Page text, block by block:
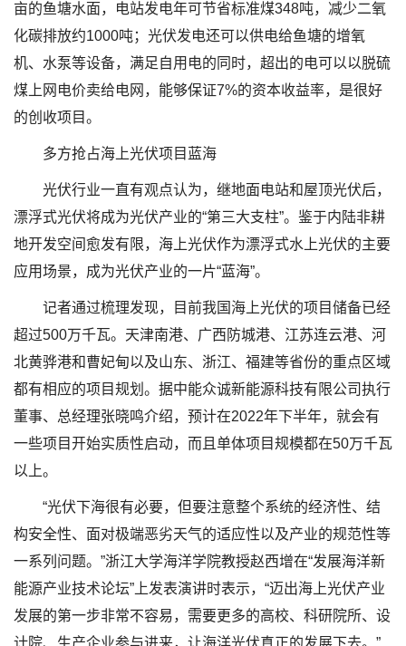
亩的鱼塘水面，电站发电年可节省标准煤348吨，减少二氧
化碳排放约1000吨；光伏发电还可以供电给鱼塘的增氧
机、水泵等设备，满足自用电的同时，超出的电可以以脱硫
煤上网电价卖给电网，能够保证7%的资本收益率，是很好
的创收项目。
多方抢占海上光伏项目蓝海
光伏行业一直有观点认为，继地面电站和屋顶光伏后，
漂浮式光伏将成为光伏产业的“第三大支柱”。鉴于内陆非耕
地开发空间愈发有限，海上光伏作为漂浮式水上光伏的主要
应用场景，成为光伏产业的一片“蓝海”。
记者通过梳理发现，目前我国海上光伏的项目储备已经
超过500万千瓦。天津南港、广西防城港、江苏连云港、河
北黄骅港和曹妃甸以及山东、浙江、福建等省份的重点区域
都有相应的项目规划。据中能众诚新能源科技有限公司执行
董事、总经理张晓鸣介绍，预计在2022年下半年，就会有
一些项目开始实质性启动，而且单体项目规模都在50万千瓦
以上。
“光伏下海很有必要，但要注意整个系统的经济性、结
构安全性、面对极端恶劣天气的适应性以及产业的规范性等
一系列问题。”浙江大学海洋学院教授赵西增在“发展海洋新
能源产业技术论坛”上发表演讲时表示，“迈出海上光伏产业
发展的第一步非常不容易，需要更多的高校、科研院所、设
计院、生产企业参与进来，让海洋光伏真正的发展下去。”